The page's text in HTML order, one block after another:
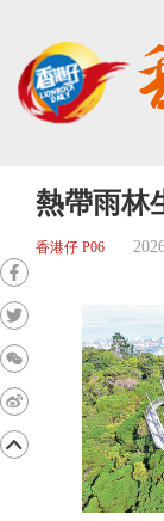
熱帶雨林
香港仔 P06